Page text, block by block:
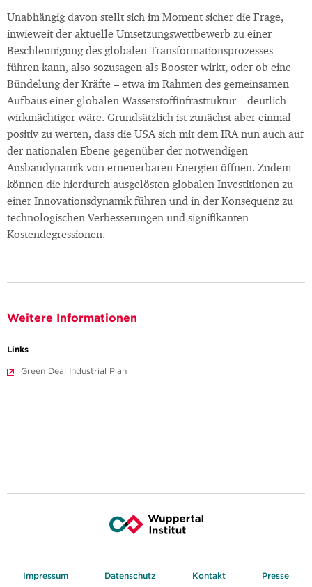
Unabhängig davon stellt sich im Moment sicher die Frage,
inwieweit der aktuelle Umsetzungswettbewerb zu einer
Beschleunigung des globalen Transformationsprozesses
führen kann, also sozusagen als Booster wirkt, oder ob eine
Bündelung der Kräfte – etwa im Rahmen des gemeinsamen
Aufbaus einer globalen Wasserstoffinfrastruktur – deutlich
wirkmächtiger wäre. Grundsätzlich ist zunächst aber einmal
positiv zu werten, dass die USA sich mit dem IRA nun auch auf
der nationalen Ebene gegenüber der notwendigen
Ausbaudynamik von erneuerbaren Energien öffnen. Zudem
können die hierdurch ausgelösten globalen Investitionen zu
einer Innovationsdynamik führen und in der Konsequenz zu
technologischen Verbesserungen und signifikanten
Kostendegressionen.
Weitere Informationen
Links
Green Deal Industrial Plan
Impressum Datenschutz Kontakt Presse